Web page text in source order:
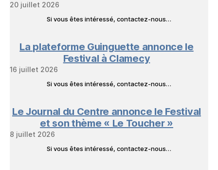
20 juillet 2026
Si vous êtes intéressé, contactez-nous…
La plateforme Guinguette annonce le
Festival à Clamecy
16 juillet 2026
Si vous êtes intéressé, contactez-nous…
Le Journal du Centre annonce le Festival
et son thème « Le Toucher »
8 juillet 2026
Si vous êtes intéressé, contactez-nous…